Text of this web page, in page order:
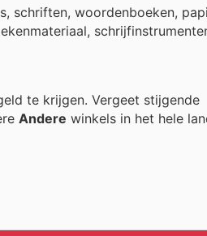
schriften, woordenboeken,
te krijgen. Vergeet stijgende
Andere winkels in het hele